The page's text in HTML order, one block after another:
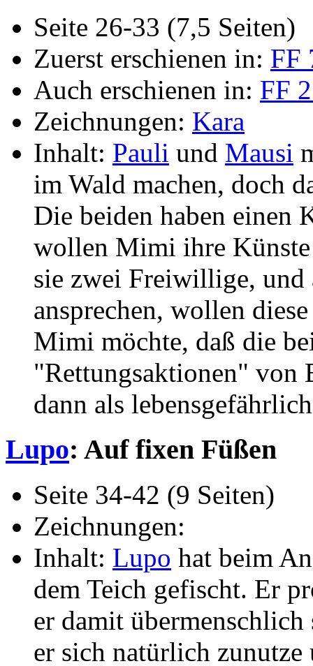
Seite 26-33 (7,5 Seiten)
Zuerst erschienen in: FF
Auch erschienen in: FF
Zeichnungen: Kara
Inhalt: Pauli und Mausi
im Wald machen, doch
Die beiden haben einen
wollen Mimi ihre
sie zwei Freiwillige, und
ansprechen, wollen
Mimi möchte, daß die
"Rettungsaktionen" von
dann als
Lupo: Auf fixen Füßen
Seite 34-42 (9 Seiten)
Zeichnungen:
Inhalt: Lupo hat beim
dem Teich gefischt. Er
er damit
er sich natürlich